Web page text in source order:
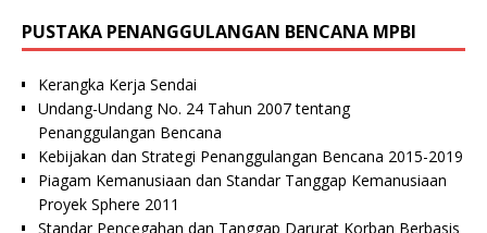
PUSTAKA PENANGGULANGAN BENCANA MPBI
Kerangka Kerja Sendai
Undang-Undang No. 24 Tahun 2007 tentang
Penanggulangan Bencana
Kebijakan dan Strategi Penanggulangan Bencana 2015-2019
Piagam Kemanusiaan dan Standar Tanggap Kemanusiaan
Proyek Sphere 2011
Standar Pencegahan dan Tanggap Darurat Korban Berbasis